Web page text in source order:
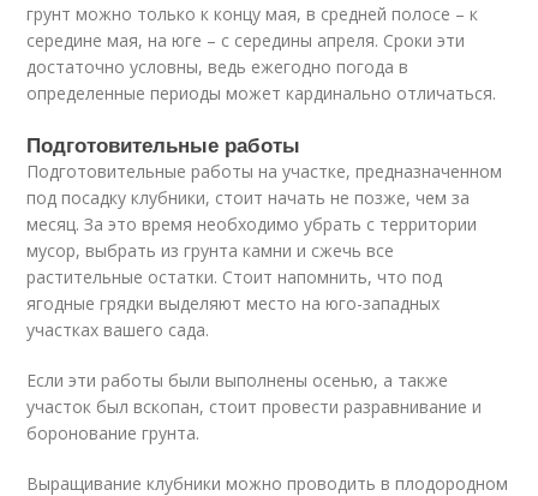
грунт можно только к концу мая, в средней полосе – к
середине мая, на юге – с середины апреля. Сроки эти
достаточно условны, ведь ежегодно погода в
определенные периоды может кардинально отличаться.
Подготовительные работы
Подготовительные работы на участке, предназначенном
под посадку клубники, стоит начать не позже, чем за
месяц. За это время необходимо убрать с территории
мусор, выбрать из грунта камни и сжечь все
растительные остатки. Стоит напомнить, что под
ягодные грядки выделяют место на юго-западных
участках вашего сада.
Если эти работы были выполнены осенью, а также
участок был вскопан, стоит провести разравнивание и
боронование грунта.
Выращивание клубники можно проводить в плодородном